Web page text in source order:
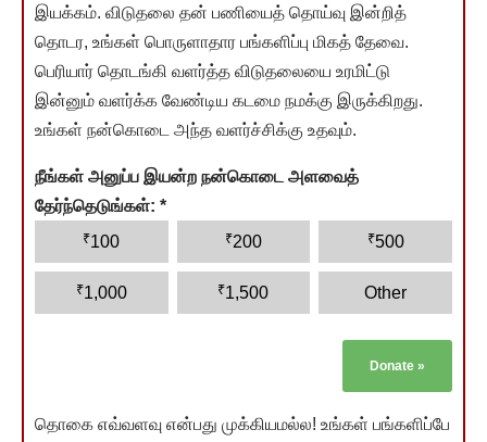
இயக்கம். விடுதலை தன் பணியைத் தொய்வு இன்றித்
தொடர, உங்கள் பொருளாதார பங்களிப்பு மிகத் தேவை.
பெரியார் தொடங்கி வளர்த்த விடுதலையை உரமிட்டு
இன்னும் வளர்க்க வேண்டிய கடமை நமக்கு இருக்கிறது.
உங்கள் நன்கொடை அந்த வளர்ச்சிக்கு உதவும்.
நீங்கள் அனுப்ப இயன்ற நன்கொடை அளவைத்
தேர்ந்தெடுங்கள்: *
₹100 ₹200 ₹500
₹1,000 ₹1,500 Other
Donate »
தொகை எவ்வளவு என்பது முக்கியமல்ல! உங்கள் பங்களிப்பே